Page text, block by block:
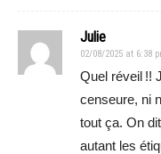
Julie
02/08/2025 at 6:38
Quel réveil !!
censeure, ni
tout ça. On
autant les